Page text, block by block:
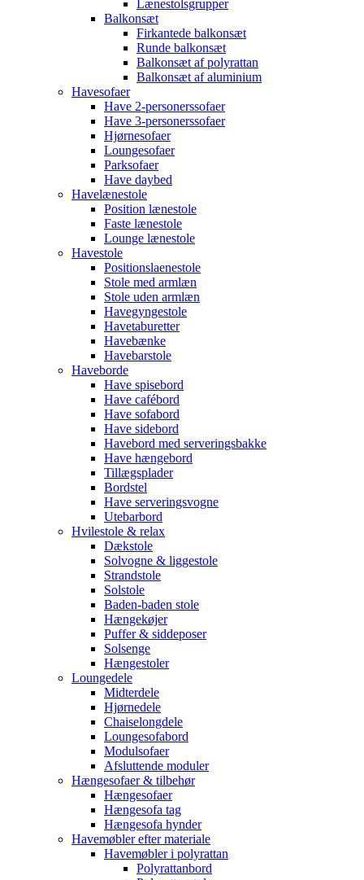
Lænestolsgrupper
Balkonsæt
Firkantede balkonsæt
Runde balkonsæt
Balkonsæt af polyrattan
Balkonsæt af aluminium
Havesofaer
Have 2-personerssofaer
Have 3-personerssofaer
Hjørnesofaer
Loungesofaer
Parksofaer
Have daybed
Havelænestole
Position lænestole
Faste lænestole
Lounge lænestole
Havestole
Positionslaenestole
Stole med armlæn
Stole uden armlæn
Havegyngestole
Havetaburetter
Havebænke
Havebarstole
Haveborde
Have spisebord
Have cafébord
Have sofabord
Have sidebord
Havebord med serveringsbakke
Have hængebord
Tillægsplader
Bordstel
Have serveringsvogne
Utebarbord
Hvilestole & relax
Dækstole
Solvogne & liggestole
Strandstole
Solstole
Baden-baden stole
Hængekøjer
Puffer & siddeposer
Solsenge
Hængestoler
Loungedele
Midterdele
Hjørnedele
Chaiselongdele
Loungesofabord
Modulsofaer
Afsluttende moduler
Hængesofaer & tilbehør
Hængesofaer
Hængesofa tag
Hængesofa hynder
Havemøbler efter materiale
Havemøbler i polyrattan
Polyrattanbord